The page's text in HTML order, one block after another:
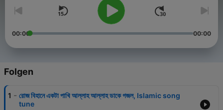
00:00 00:00
Folgen
1 - রোজ বিহানে একটা পাখি আল্লাহ আল্লাহ ডাকে গজল, Islamic song
tune